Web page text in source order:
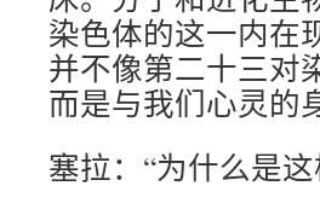
染色体的这一内在
并不像第二十三对
而是与我们心灵的
塞拉：“为什么是